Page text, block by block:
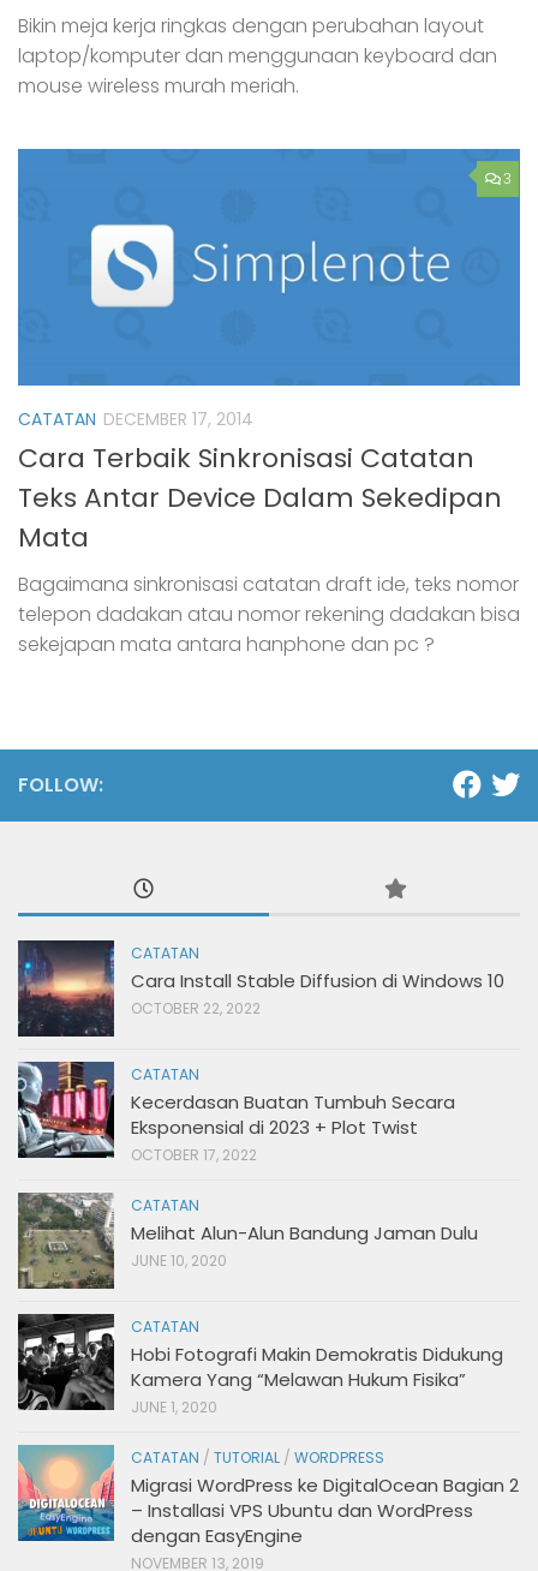
Bikin meja kerja ringkas dengan perubahan layout
laptop/komputer dan menggunaan keyboard dan
mouse wireless murah meriah.
3
CATATAN DECEMBER 17, 2014
Cara Terbaik Sinkronisasi Catatan
Teks Antar Device Dalam Sekedipan
Mata
Bagaimana sinkronisasi catatan draft ide, teks nomor
telepon dadakan atau nomor rekening dadakan bisa
sekejapan mata antara hanphone dan pc ?
FOLLOW:
CATATAN
Cara Install Stable Diffusion di Windows 10
OCTOBER 22, 2022
CATATAN
Kecerdasan Buatan Tumbuh Secara
Eksponensial di 2023 + Plot Twist
OCTOBER 17, 2022
CATATAN
Melihat Alun-Alun Bandung Jaman Dulu
JUNE 10, 2020
CATATAN
Hobi Fotografi Makin Demokratis Didukung
Kamera Yang “Melawan Hukum Fisika”
JUNE 1, 2020
CATATAN / TUTORIAL / WORDPRESS
Migrasi WordPress ke DigitalOcean Bagian 2
– Installasi VPS Ubuntu dan WordPress
dengan EasyEngine
NOVEMBER 13, 2019